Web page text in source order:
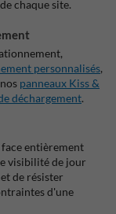
chaque site.
personnalisés,
panneaux Kiss &
déchargement.
entièrement
visibilité de jour
de résister
d'une